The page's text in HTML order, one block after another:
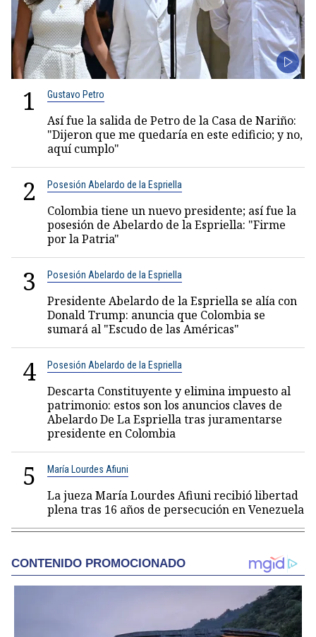
1 Gustavo Petro
Así fue la salida de Petro de la Casa de Nariño:
"Dijeron que me quedaría en este edificio; y no,
aquí cumplo"
2 Posesión Abelardo de la Espriella
Colombia tiene un nuevo presidente; así fue la
posesión de Abelardo de la Espriella: "Firme
por la Patria"
3 Posesión Abelardo de la Espriella
Presidente Abelardo de la Espriella se alía con
Donald Trump: anuncia que Colombia se
sumará al "Escudo de las Américas"
4 Posesión Abelardo de la Espriella
Descarta Constituyente y elimina impuesto al
patrimonio: estos son los anuncios claves de
Abelardo De La Espriella tras juramentarse
presidente en Colombia
5 María Lourdes Afiuni
La jueza María Lourdes Afiuni recibió libertad
plena tras 16 años de persecución en Venezuela